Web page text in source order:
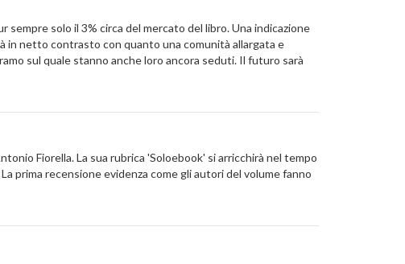
solo il 3% circa del mercato del libro. Una indicazione
in netto contrasto con quanto una comunità allargata e
sul quale stanno anche loro ancora seduti. Il futuro sarà
Fiorella. La sua rubrica 'Soloebook' si arricchirà nel tempo
prima recensione evidenza come gli autori del volume fanno